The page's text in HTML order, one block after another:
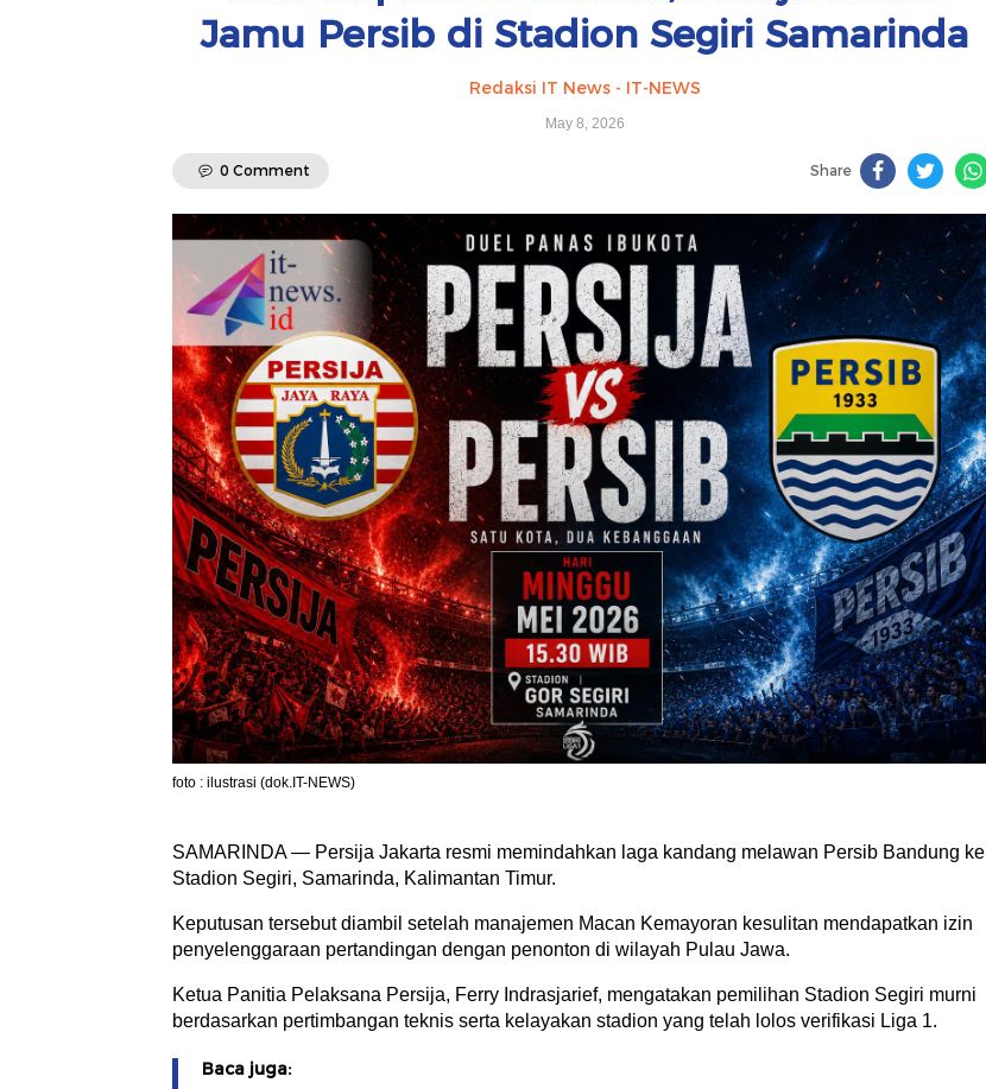
Jamu Persib di Stadion Segiri Samarinda
Redaksi IT News - IT-NEWS
May 8, 2026
0 Comment Share
foto : ilustrasi (dok.IT-NEWS)
SAMARINDA — Persija Jakarta resmi memindahkan laga kandang melawan Persib Bandung ke
Stadion Segiri, Samarinda, Kalimantan Timur.
Keputusan tersebut diambil setelah manajemen Macan Kemayoran kesulitan mendapatkan izin
penyelenggaraan pertandingan dengan penonton di wilayah Pulau Jawa.
Ketua Panitia Pelaksana Persija, Ferry Indrasjarief, mengatakan pemilihan Stadion Segiri murni
berdasarkan pertimbangan teknis serta kelayakan stadion yang telah lolos verifikasi Liga 1.
Baca juga: